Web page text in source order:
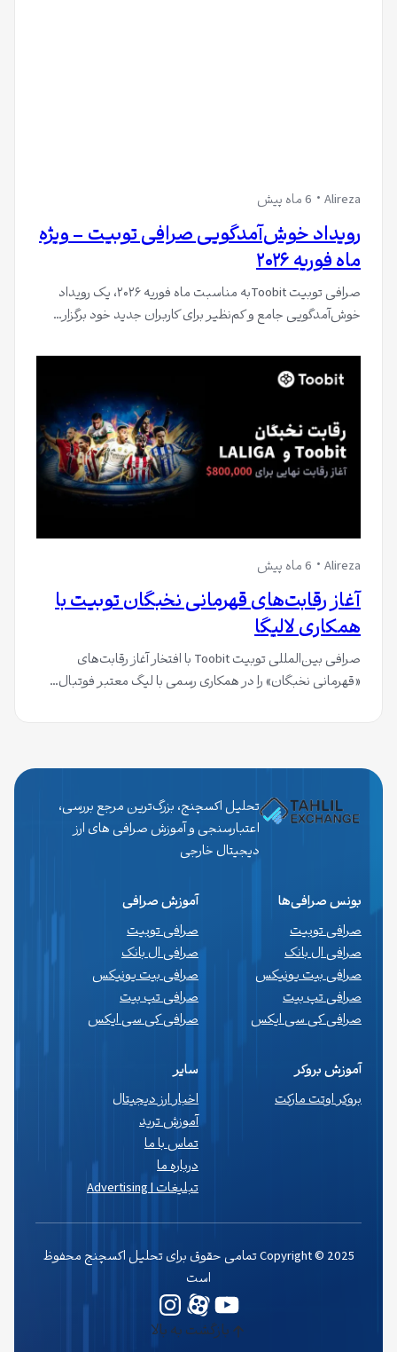
Alireza 6 ماه پیش
رویداد خوش‌آمدگویی صرافی توبیت – ویژه
ماه فوریه ۲۰۲۶
صرافی توبیت Toobitبه مناسبت ماه فوریه ۲۰۲۶، یک رویداد
خوش‌آمدگویی جامع و کم‌نظیر برای کاربران جدید خود برگزار…
Alireza 6 ماه پیش
آغاز رقابت‌های قهرمانی نخبگان توبیت با
همکاری لالیگا
صرافی بین‌المللی توبیت Toobit با افتخار آغاز رقابت‌های
«قهرمانی نخبگان» را در همکاری رسمی با لیگ معتبر فوتبال…
تحلیل اکسچنج، بزرگ‌ترین مرجع بررسی،
اعتبارسنجی و آموزش صرافی های ارز
دیجیتال خارجی
بونس صرافی‌ها
صرافی توبیت
صرافی ال بانک
صرافی بیت یونیکس
صرافی تپ بیت
صرافی کی سی ایکس
آموزش صرافی
صرافی توبیت
صرافی ال بانک
صرافی بیت یونیکس
صرافی تپ بیت
صرافی کی سی ایکس
آموزش بروکر
بروکر اوتت مارکت
سایر
اخبار ارز دیجیتال
آموزش ترید
تماس با ما
درباره ما
تبلیغات | Advertising
یوتیوبوردپرس
Copyright © 2025 تمامی حقوق برای تحلیل اکسچنج محفوظ
است
بازگشت به بالا